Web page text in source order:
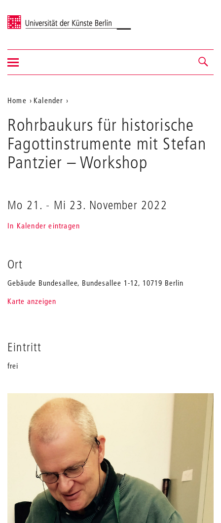
Universität der Künste Berlin
Navigation &
Suche
Navigation
ein-/ausblenden
Aktuelle
Position
auf
der
Webseite
Home
Kalender
historische
Fagottinstrumente
mit
Stefan
Rohrbaukurs für historische
Fagottinstrumente mit Stefan
Pantzier – Workshop
Mo 21. - Mi 23. November 2022
In Kalender eintragen
Ort
Gebäude Bundesallee, Bundesallee 1-12, 10719 Berlin
Karte anzeigen
Eintritt
frei